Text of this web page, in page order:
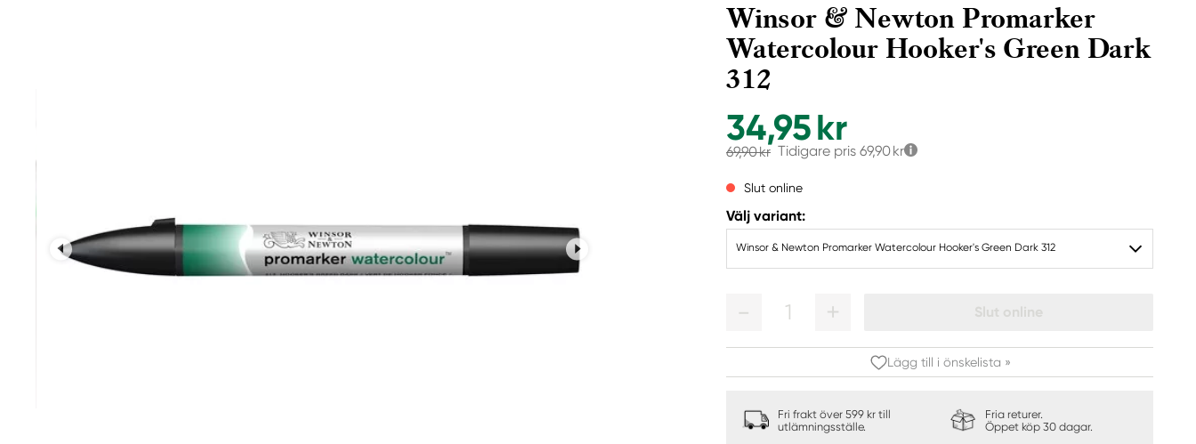
Winsor & Newton Promarker
Watercolour Hooker's Green Dark
312
34,95 kr
69,90 kr Tidigare pris 69,90 kr
Slut online
Välj variant:
Winsor & Newton Promarker Watercolour Hooker's Green Dark 312
1 Slut online
Lägg till i önskelista »
Fri frakt över 599 kr till
utlämningsställe.
Fria returer.
Öppet köp 30 dagar.